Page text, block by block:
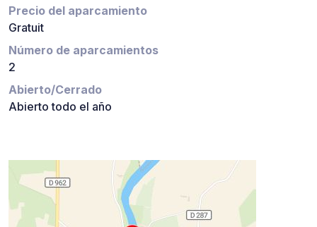
Precio del aparcamiento
Gratuit
Número de aparcamientos
2
Abierto/Cerrado
Abierto todo el año